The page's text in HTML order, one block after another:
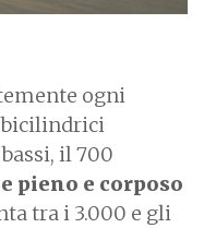
ogni
bicilindrici
il 700
pieno e corposo
tra i 3.000 e gli